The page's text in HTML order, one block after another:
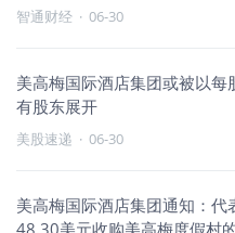
智通财经 · 06-30
美高梅国际酒店集团或被以
有股东展开
美股速递 · 06-30
美高梅国际酒店集团通知：
48.30美元收购美高梅度假村